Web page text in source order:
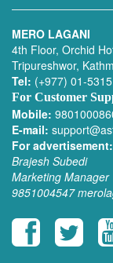
MERO LAGANI
4th Floor, Orchid
Tripureshwor,
Tel: (+977) 01-
For Customer
Mobile:
E-mail:
For advertisement:
Brajesh Subedi
Marketing Manager
9851004547